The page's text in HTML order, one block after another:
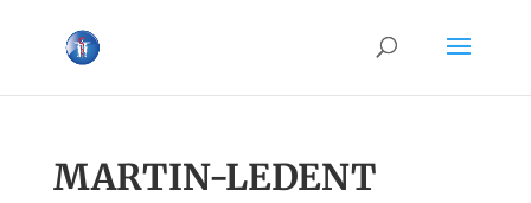
MARTIN-LEDENT